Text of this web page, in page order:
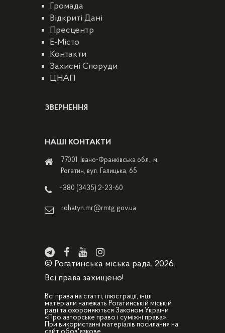
Громада
Відкриті Дані
Пресцентр
E-Місто
Контакти
Захисні Споруди
ЦНАП
ЗВЕРНЕННЯ
НАШІ КОНТАКТИ
77001, Івано-Франківська обл., м.
Рогатин, вул. Галицька, 65
+380 (3435) 2-23-60
rohatyn.mr@rmtg.gov.ua
© Рогатинська міська рада, 2026.
Всі права захищено!
Всі права на статті, ілюстрації, інші
матеріали належать Рогатинській міській
раді та охороняються Законом України
«Про авторське право і суміжні права».
При використанні матеріалів посилання на